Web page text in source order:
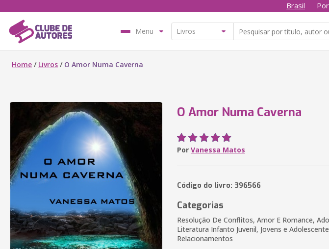
Brasil
Menu
Home / Livros / O Amor Numa Caverna
O Amor Numa Caverna
Por Vanessa Matos
Código do livro: 396566
Categorias
Resolução De Conflitos, Amor E Romance,
Literatura Infanto Juvenil, Jovens e
Relacionamentos